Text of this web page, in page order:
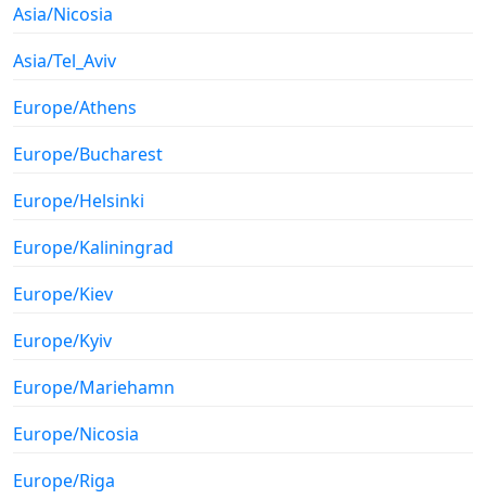
Asia/Nicosia
Asia/Tel_Aviv
Europe/Athens
Europe/Bucharest
Europe/Helsinki
Europe/Kaliningrad
Europe/Kiev
Europe/Kyiv
Europe/Mariehamn
Europe/Nicosia
Europe/Riga